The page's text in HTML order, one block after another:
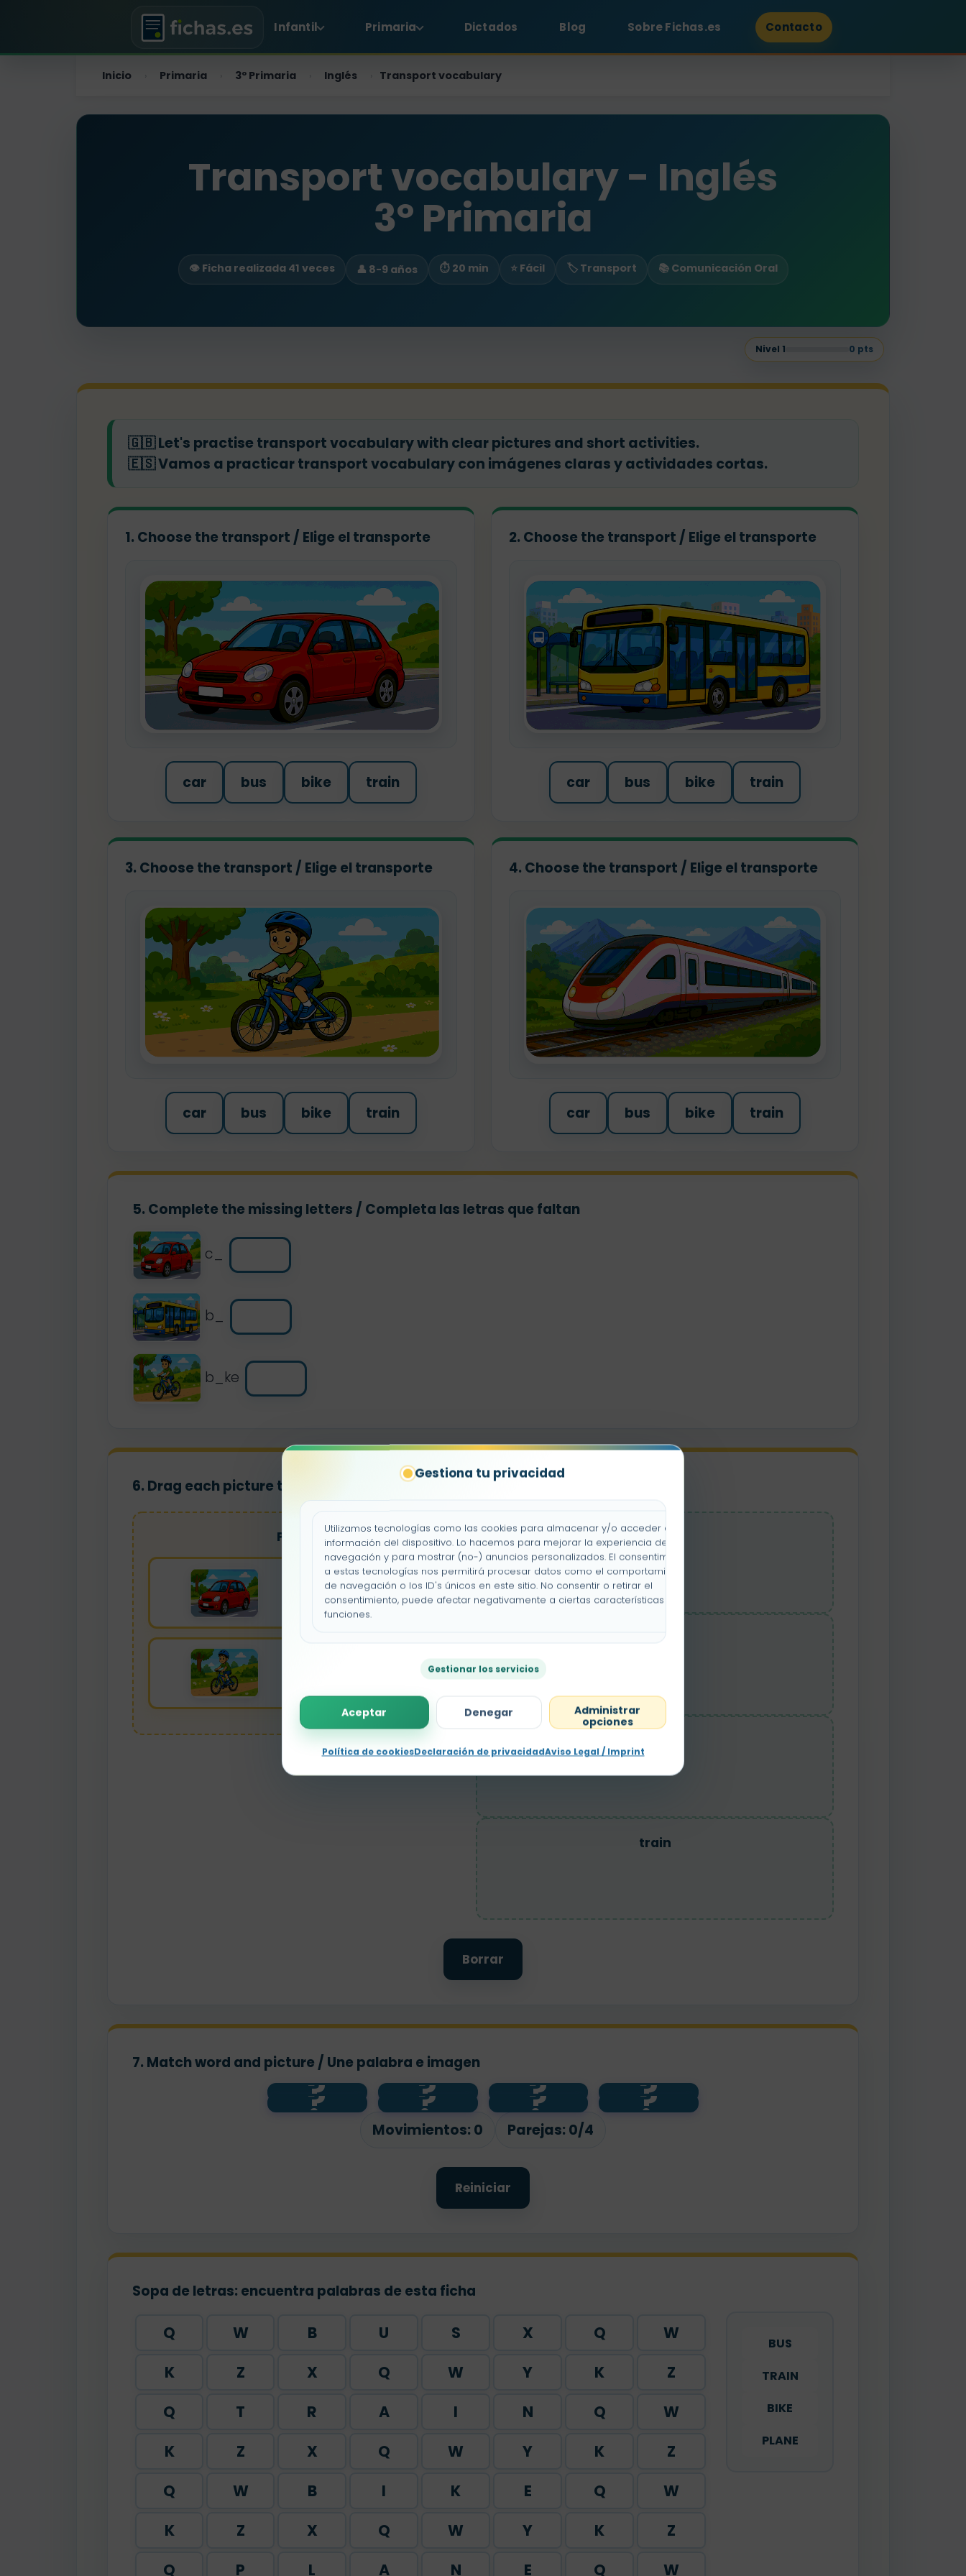
Gestiona tu privacidad
Utilizamos tecnologías como las cookies para almacenar y/o acceder a la
información del dispositivo. Lo hacemos para mejorar la experiencia de
navegación y para mostrar (no-) anuncios personalizados. El consentimiento
a estas tecnologías nos permitirá procesar datos como el comportamiento
de navegación o los ID's únicos en este sitio. No consentir o retirar el
consentimiento, puede afectar negativamente a ciertas características y
funciones.
Gestionar los servicios
Aceptar Denegar
Administrar
opciones
Política de cookiesDeclaración de privacidadAviso Legal / Imprint
Infantil Primaria Dictados Blog Sobre Fichas.es Contacto
Inicio › Primaria › 3º Primaria › Inglés › Transport vocabulary
Transport vocabulary - Inglés
3º Primaria
👁️ Ficha realizada 41 veces 👤 8-9 años ⏱ 20 min ⭐ Fácil 🏷️ Transport 📚 Comunicación Oral
Nivel 1 0 pts
🇬🇧Let's practise transport vocabulary with clear pictures and short activities.
🇪🇸Vamos a practicar transport vocabulary con imágenes claras y actividades cortas.
1. Choose the transport / Elige el transporte
car bus bike train
2. Choose the transport / Elige el transporte
car bus bike train
3. Choose the transport / Elige el transporte
car bus bike train
4. Choose the transport / Elige el transporte
car bus bike train
5. Complete the missing letters / Completa las letras que faltan
c_
b_
b_ke
6. Drag each picture to its word / Arrastra cada imagen a su palabra
Pictures car
bus
train
Borrar
7. Match word and picture / Une palabra e imagen
?
bus ? ? ?
?
bike ? ?
car ?
train
Movimientos: 0 Parejas: 0/4
Reiniciar
Sopa de letras: encuentra palabras de esta ficha
Q W B U S X Q
W
K
Z X Q W Y K
Z
Q
T R A I N Q
W
K
Z X Q W Y K
Z
Q
W B I K E Q
W
K
Z X Q W Y K
Z
Q
P L A N E Q W
BUS
TRAIN
BIKE
PLANE